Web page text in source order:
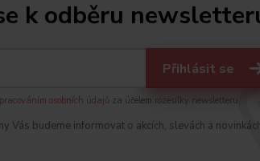
k odběru
Přihlásit se
osobních údajů za účelem rozesílky newsletteru.
Vás budeme informovat o akcích, slevách a